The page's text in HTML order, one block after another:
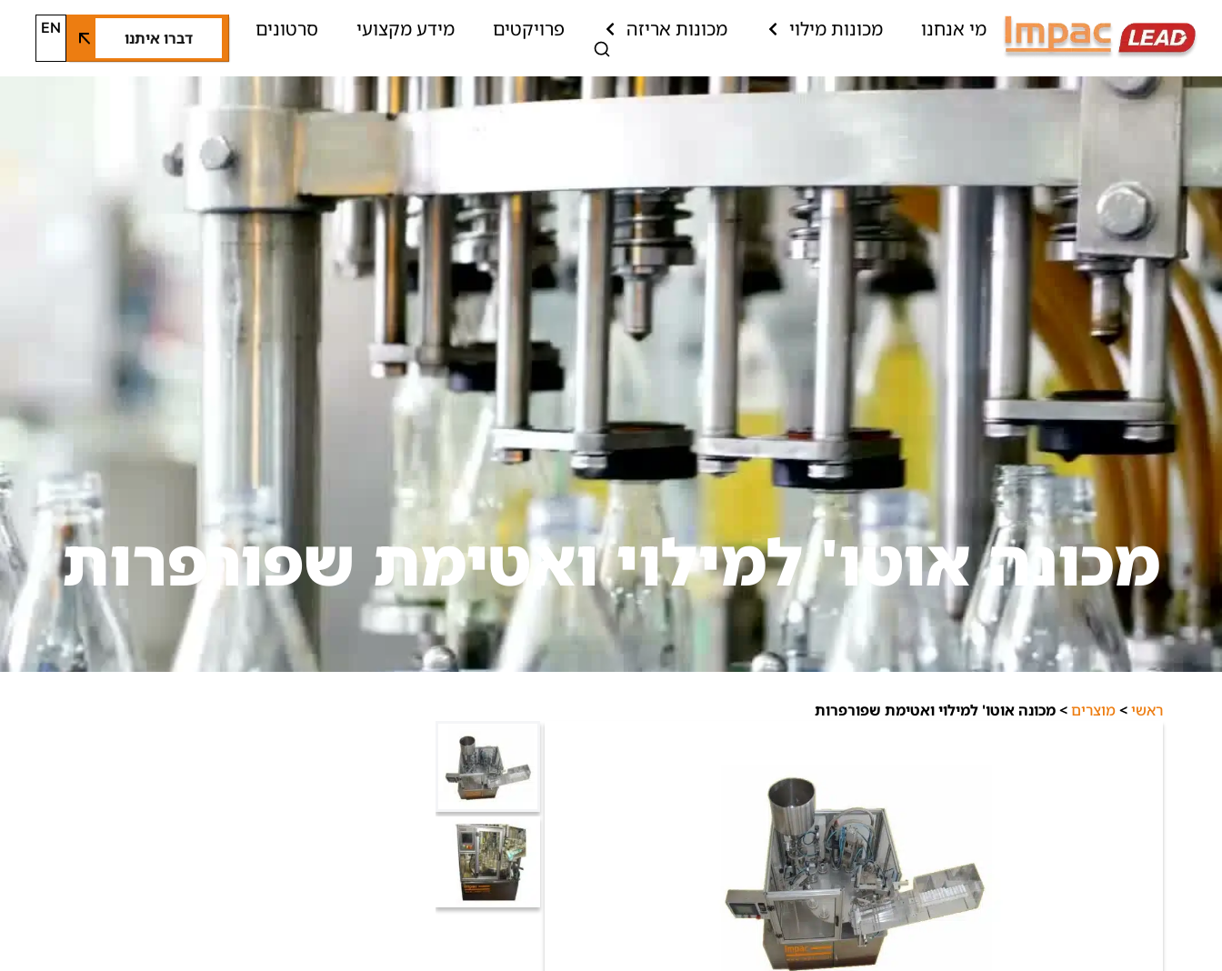
מי אנחנו מכונות מילוי מכונות אריזה פרויקטים מידע מקצועי סרטונים דברו איתנו EN
מכונה אוטו' למילוי ואטימת שפורפרות
ראשי>מוצרים>מכונה אוטו' למילוי ואטימת שפורפרות